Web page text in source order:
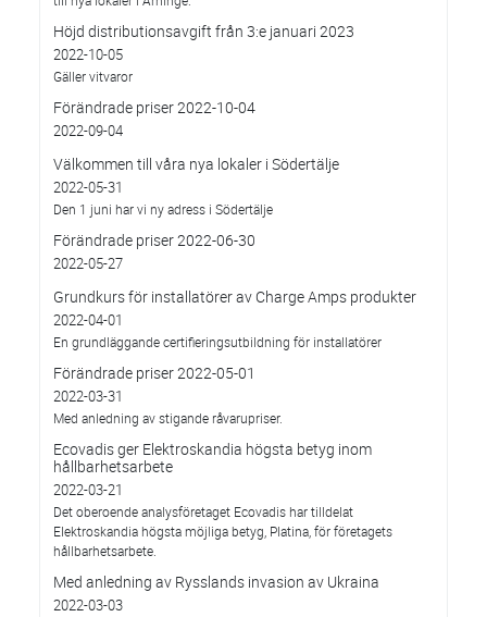
Höjd distributionsavgift från 3:e januari 2023
2022-10-05
Gäller vitvaror
Förändrade priser 2022-10-04
2022-09-04
Välkommen till våra nya lokaler i Södertälje
2022-05-31
Den 1 juni har vi ny adress i Södertälje
Förändrade priser 2022-06-30
2022-05-27
Grundkurs för installatörer av Charge Amps produkter
2022-04-01
En grundläggande certifieringsutbildning för installatörer
Förändrade priser 2022-05-01
2022-03-31
Med anledning av stigande råvarupriser.
Ecovadis ger Elektroskandia högsta betyg inom
hållbarhetsarbete
2022-03-21
Det oberoende analysföretaget Ecovadis har tilldelat
Elektroskandia högsta möjliga betyg, Platina, för företagets
hållbarhetsarbete.
Med anledning av Rysslands invasion av Ukraina
2022-03-03